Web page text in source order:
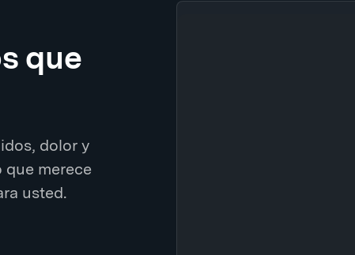
que
dolor y
que merece
usted.